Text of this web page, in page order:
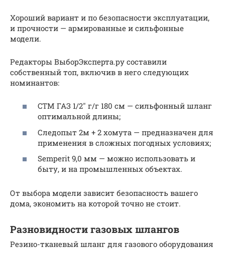
Хороший вариант и по безопасности эксплуатации,
и прочности — армированные и сильфонные
модели.
Редакторы ВыборЭксперта.ру составили
собственный топ, включив в него следующих
номинантов:
CTM ГАЗ 1/2″ г/г 180 см — сильфонный шланг
оптимальной длины;
Следопыт 2м + 2 хомута — предназначен для
применения в сложных погодных условиях;
Semperit 9,0 мм — можно использовать и
быту, и на промышленных объектах.
От выбора модели зависит безопасность вашего
дома, экономить на которой точно не стоит.
Разновидности газовых шлангов
Резино-тканевый шланг для газового оборудования